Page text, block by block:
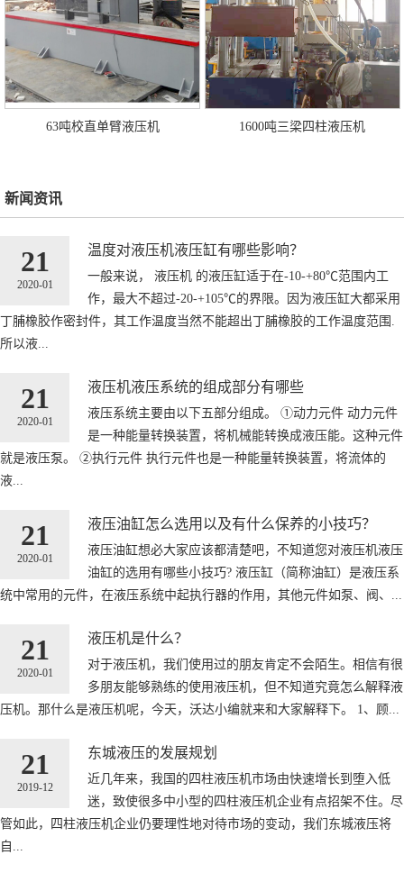
63吨校直单臂液压机 1600吨三梁四柱液压机
新闻资讯
21
2020-01
温度对液压机液压缸有哪些影响？
一般来说， 液压机 的液压缸适于在-10-+80℃范围内工
作，最大不超过-20-+105℃的界限。因为液压缸大都采用
丁脯橡胶作密封件，其工作温度当然不能超出丁脯橡胶的工作温度范围.
所以液...
21
2020-01
液压机液压系统的组成部分有哪些
液压系统主要由以下五部分组成。 ①动力元件 动力元件
是一种能量转换装置，将机械能转换成液压能。这种元件
就是液压泵。 ②执行元件 执行元件也是一种能量转换装置，将流体的
液...
21
2020-01
液压油缸怎么选用以及有什么保养的小技巧？
液压油缸想必大家应该都清楚吧，不知道您对液压机液压
油缸的选用有哪些小技巧? 液压缸（简称油缸）是液压系
统中常用的元件，在液压系统中起执行器的作用，其他元件如泵、阀、...
21
2020-01
液压机是什么？
对于液压机，我们使用过的朋友肯定不会陌生。相信有很
多朋友能够熟练的使用液压机，但不知道究竟怎么解释液
压机。那什么是液压机呢，今天，沃达小编就来和大家解释下。 1、顾...
21
2019-12
东城液压的发展规划
近几年来，我国的四柱液压机市场由快速增长到堕入低
迷，致使很多中小型的四柱液压机企业有点招架不住。尽
管如此，四柱液压机企业仍要理性地对待市场的变动，我们东城液压将
自...